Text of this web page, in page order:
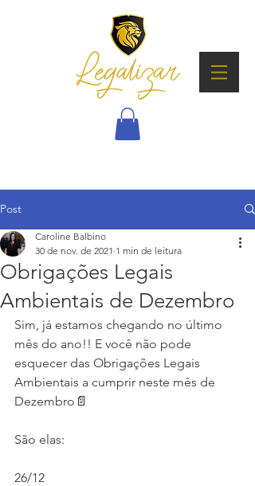
Post
Obrigações Legais
Ambientais de Dezembro
Caroline Balbino
30 de nov. de 2021 1 min de leitura
Sim, já estamos chegando no último
mês do ano!! E você não pode
esquecer das Obrigações Legais
Ambientais a cumprir neste mês de
Dezembro📄
São elas:
26/12